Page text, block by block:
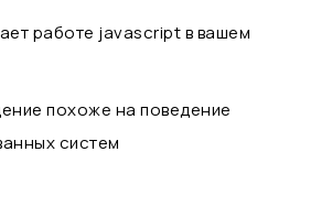
работе javascript в вашем
похоже на поведение
систем